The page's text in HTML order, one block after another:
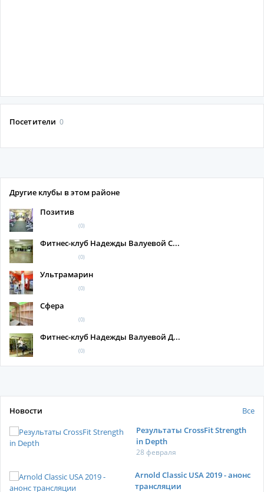
Посетители 0
Другие клубы в этом районе
Позитив
(0)
Фитнес-клуб Надежды Валуевой С...
(0)
Ультрамарин
(0)
Сфера
(0)
Фитнес-клуб Надежды Валуевой Д...
(0)
Новости
Все
Результаты CrossFit Strength
in Depth
28 февраля
Arnold Classic USA 2019 - анонс
трансляции